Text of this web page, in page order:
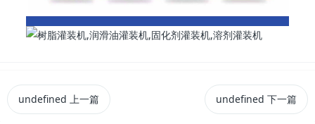
undefined 上一篇 undefined 下一篇